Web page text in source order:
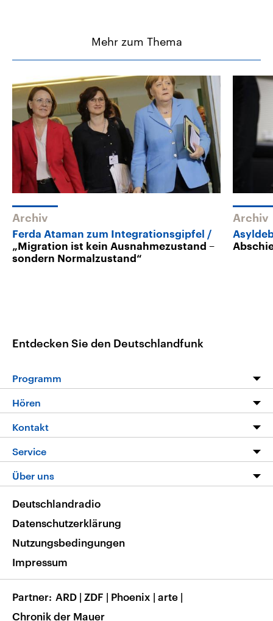
Mehr zum Thema
Archiv
Ferda Ataman zum Integrationsgipfel
„Migration ist kein Ausnahmezustand –
sondern Normalzustand“
Archiv
Entdecken Sie den Deutschlandfunk
Programm
Programm
Die Nachrichten
Nachrichtenleicht
Neue Beiträge auf dlf.de
Hören
Livestream
Podcasts
Deutschlandfunk App
Nachrichten App
Frequenzen
Kontakt
Hörerservice
Service
FAQ
Veranstaltungen
Musikliste
RSS
Über uns
Barrierefreiheit
Deutschlandradio
Datenschutzerklärung
Nutzungsbedingungen
Impressum
Partner ARD | ZDF | Phoenix | arte |
Chronik der Mauer